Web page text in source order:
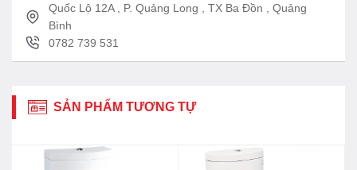
– Nắp bồn cầu: TC384CVK – Xuất xứ: Trung Quốc
– Gioăng cấp nước: WH004
– DCE602UE
Quốc Lộ 12A , P. Quảng Long , TX Ba Đồn , Quảng
Bình
0782 739 531
SẢN PHẨM TƯƠNG TỰ